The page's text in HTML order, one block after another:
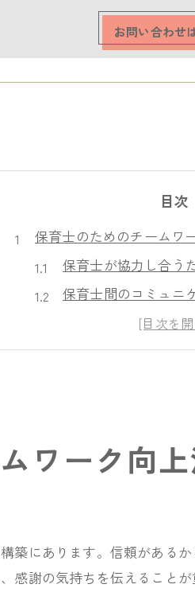
お問い合わせ
目次
保育士のためのチームワ
保育士が協力し合う
保育士間のコミュニ
保育士チームの円滑
チームワーク向上に
地域密着の保育士協
保育士間の信頼関係
神明町での保育士交
ワーク向
築にあります。信頼がある
感謝の気持ちを伝えること